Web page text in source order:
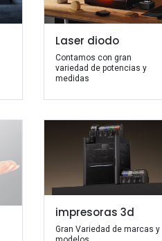
Laser diodo
Contamos con gran
variedad de potencias y
medidas
impresoras 3d
Gran Variedad de marcas y